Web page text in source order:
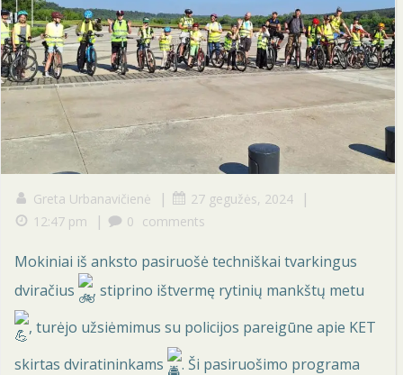
Greta Urbanavičienė | 27 gegužės, 2024 |
12:47 pm | 0 comments
Mokiniai iš anksto pasiruošė techniškai tvarkingus
dviračius
, stiprino ištvermę rytinių mankštų metu
, turėjo užsiėmimus su policijos pareigūne apie KET
skirtas dviratininkams
. Ši pasiruošimo programa